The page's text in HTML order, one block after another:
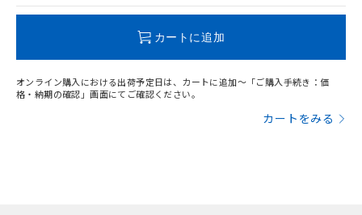
カートに追加
オンライン購入における出荷予定日は、カートに追加～「ご購入手続き：価
格・納期の確認」画面にてご確認ください。
カートをみる